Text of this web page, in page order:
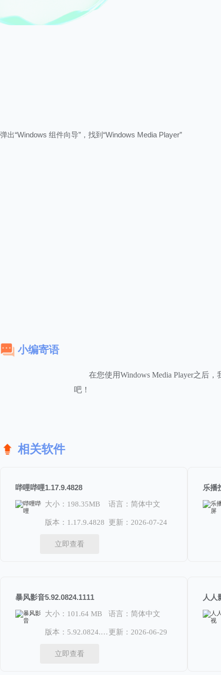
弹出“Windows 组件向导”，找到“Windows Media Player”
小编寄语
在您使用Windows Media Player之后
吧！
相关软件
哔哩哔哩1.17.9.4828
大小：198.35MB 语言：简体中文
版本：1.17.9.4828 更新：2026-07-24
立即查看
乐播
暴风影音5.92.0824.1111
大小：101.64 MB 语言：简体中文
版本：5.92.0824.1111 更新：2026-06-29
立即查看
人人